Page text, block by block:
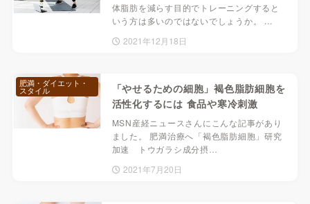
体脂肪を減らす目的でトレーニングすると
いう方は多いのではないでしょうか。 ...
2021年12月18日
「やせるための細胞」褐色脂肪細胞を
活性化するには 食品や寒冷刺激
MSN産経ニュースさんにこんな記事があり
ました。 肥満治療へ「褐色脂肪細胞」研究
加速 トウガラシ成分摂…
2021年7月20日
肥満・ダイエット・
スタイル